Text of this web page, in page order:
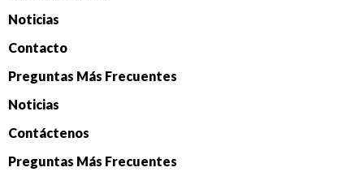
Noticias
Contacto
Preguntas Más Frecuentes
Noticias
Contáctenos
Preguntas Más Frecuentes